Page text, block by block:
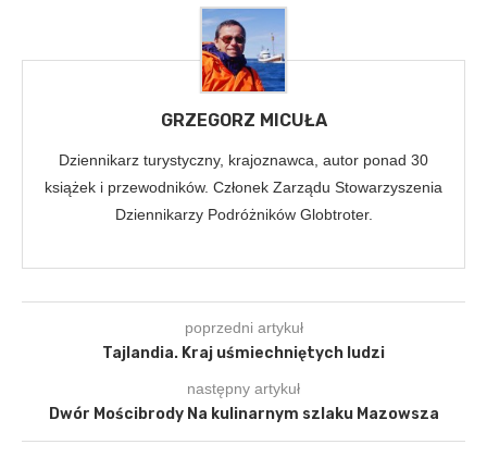
GRZEGORZ MICUŁA
Dziennikarz turystyczny, krajoznawca, autor ponad 30
książek i przewodników. Członek Zarządu Stowarzyszenia
Dziennikarzy Podróżników Globtroter.
poprzedni artykuł
Tajlandia. Kraj uśmiechniętych ludzi
następny artykuł
Dwór Mościbrody Na kulinarnym szlaku Mazowsza